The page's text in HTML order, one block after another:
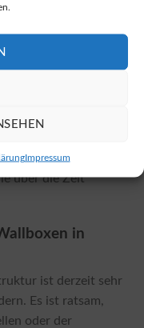
Impressum
örtlichen
beeinflussen,
Installation einer
diese Investitionen
über die Zeit
in
ist derzeit sehr
Es ist ratsam,
oder der